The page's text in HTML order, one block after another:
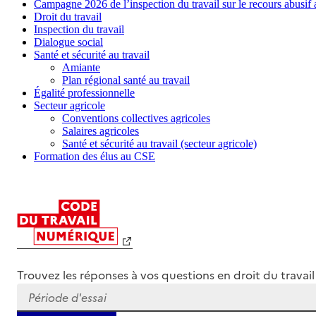
Campagne 2026 de l’inspection du travail sur le recours
Droit du travail
Inspection du travail
Dialogue social
Santé et sécurité au travail
Amiante
Plan régional santé au travail
Égalité professionnelle
Secteur agricole
Conventions collectives agricoles
Salaires agricoles
Santé et sécurité au travail (secteur agricole)
Formation des élus au CSE